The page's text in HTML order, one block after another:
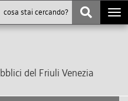
del Friuli Venezia